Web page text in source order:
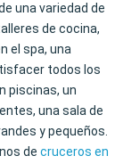
una variedad de
de cocina,
el spa, una
todos los
piscinas, un
una sala de
y pequeños.
de cruceros en